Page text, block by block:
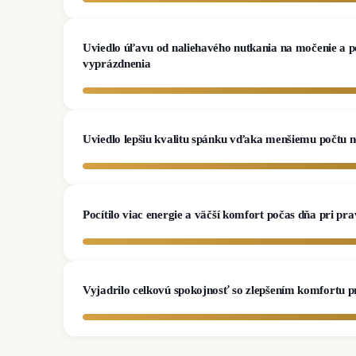
Uviedlo úľavu od naliehavého nutkania na močenie a
vyprázdnenia
Uviedlo lepšiu kvalitu spánku vďaka menšiemu počtu
Pocítilo viac energie a väčší komfort počas dňa pri
Vyjadrilo celkovú spokojnosť so zlepšením komfortu